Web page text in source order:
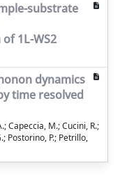
substrate
1L-WS2
dynamics
time resolved
Capeccia, M.; Cucini, R.;
Postorino, P.; Petrillo,